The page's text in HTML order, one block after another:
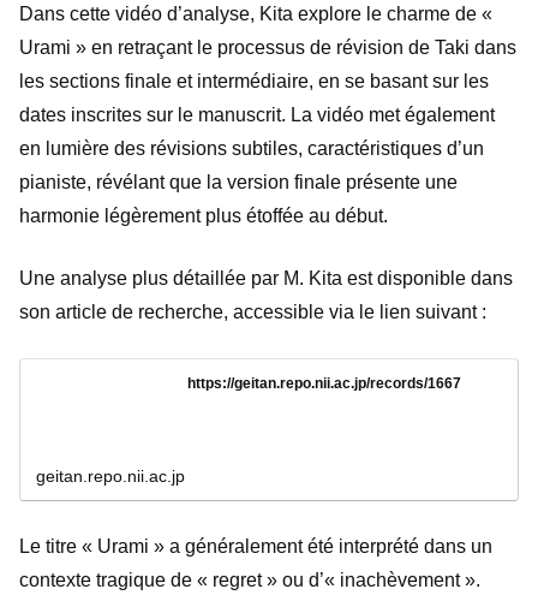
Dans cette vidéo d’analyse, Kita explore le charme de «
Urami » en retraçant le processus de révision de Taki dans
les sections finale et intermédiaire, en se basant sur les
dates inscrites sur le manuscrit. La vidéo met également
en lumière des révisions subtiles, caractéristiques d’un
pianiste, révélant que la version finale présente une
harmonie légèrement plus étoffée au début.
Une analyse plus détaillée par M. Kita est disponible dans
son article de recherche, accessible via le lien suivant :
https://geitan.repo.nii.ac.jp/records/1667
geitan.repo.nii.ac.jp
Le titre « Urami » a généralement été interprété dans un
contexte tragique de « regret » ou d’« inachèvement ».